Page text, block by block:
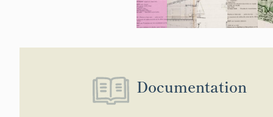
Chalet
A côtés des 5
Est, 3 autres
vendus sur la
Documentation